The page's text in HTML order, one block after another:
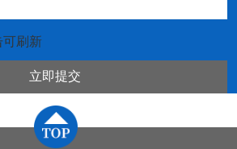
立即提交